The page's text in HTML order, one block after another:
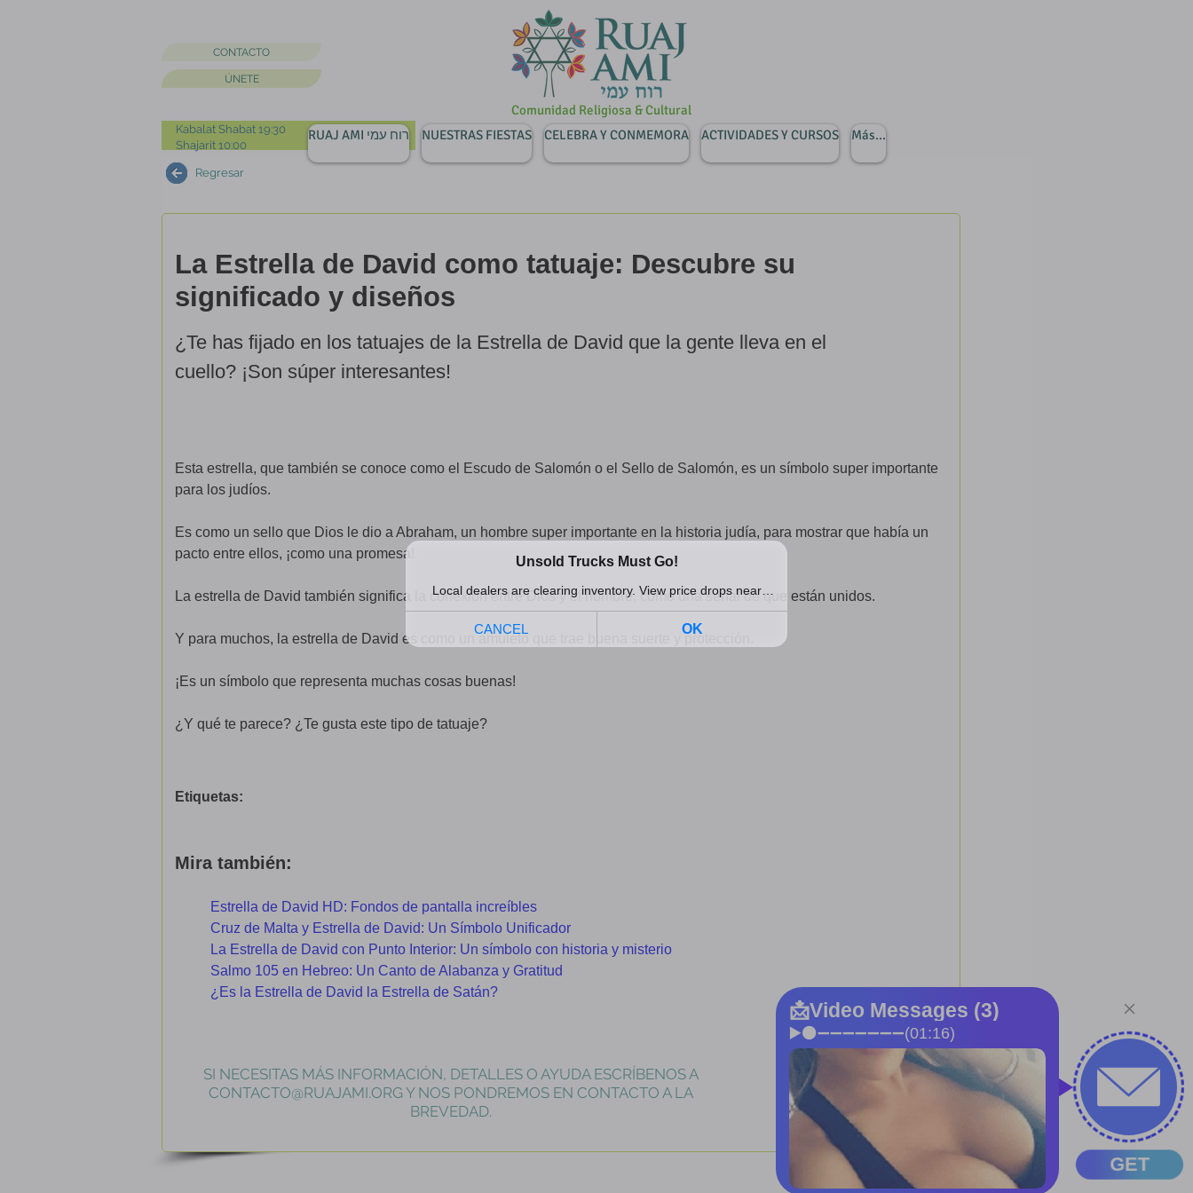
CONTACTO
ÚNETE
Kabalat Shabat 19:30
Shajarit 10:00
Comunidad Religiosa & Cultural
Regresar
La Estrella de David como tatuaje: Descubre su
significado y diseños
¿Te has fijado en los tatuajes de la Estrella de David que la gente lleva en el
cuello? ¡Son súper interesantes!
Esta estrella, que también se conoce como el Escudo de Salomón o el Sello de Salomón, es un símbolo super importante
para los judíos.
Es como un sello que Dios le dio a Abraham, un hombre super importante en la historia judía, para mostrar que había un
pacto entre ellos, ¡como una promesa!
La estrella de David también significa la conexión entre Dios y el hombre, como una señal de que están unidos.
Y para muchos, la estrella de David es como un amuleto que trae buena suerte y protección.
¡Es un símbolo que representa muchas cosas buenas!
¿Y qué te parece? ¿Te gusta este tipo de tatuaje?
Etiquetas:
Mira también:
Estrella de David HD: Fondos de pantalla increíbles
Cruz de Malta y Estrella de David: Un Símbolo Unificador
La Estrella de David con Punto Interior: Un símbolo con historia y misterio
Salmo 105 en Hebreo: Un Canto de Alabanza y Gratitud
¿Es la Estrella de David la Estrella de Satán?
SI NECESITAS MÁS INFORMACIÓN, DETALLES O AYUDA ESCRÍBENOS A
CONTACTO@RUAJAMI.ORG Y NOS PONDREMOS EN CONTACTO A LA
BREVEDAD.
RUAJ AMI רוח עמי NUESTRAS FIESTAS CELEBRA Y CONMEMORA ACTIVIDADES Y CURSOS Más...